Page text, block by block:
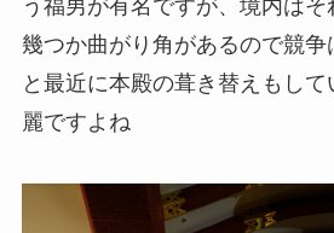
う福男が有名ですが、境内はそ
幾つか曲がり角があるので競争
と最近に本殿の葺き替えもし
麗ですよね